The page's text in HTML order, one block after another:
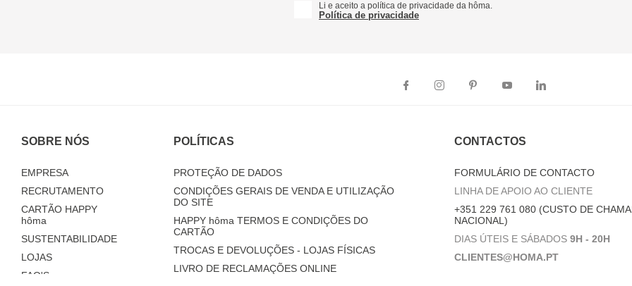
Li e aceito a política de privacidade da hôma.
Política de privacidade
SOBRE NÓS
EMPRESA
RECRUTAMENTO
CARTÃO HAPPY
hôma
SUSTENTABILIDADE
LOJAS
FAQ'S
POLÍTICAS
PROTEÇÃO DE DADOS
CONDIÇÕES GERAIS DE VENDA E UTILIZAÇÃO
DO SITE
HAPPY hôma TERMOS E CONDIÇÕES DO
CARTÃO
TROCAS E DEVOLUÇÕES - LOJAS FÍSICAS
LIVRO DE RECLAMAÇÕES ONLINE
CONTACTOS
FORMULÁRIO DE CONTACTO
LINHA DE APOIO AO CLIENTE
+351 229 761 080 (CUSTO DE
NACIONAL)
DIAS ÚTEIS E SÁBADOS 9H - 20H
CLIENTES@HOMA.PT